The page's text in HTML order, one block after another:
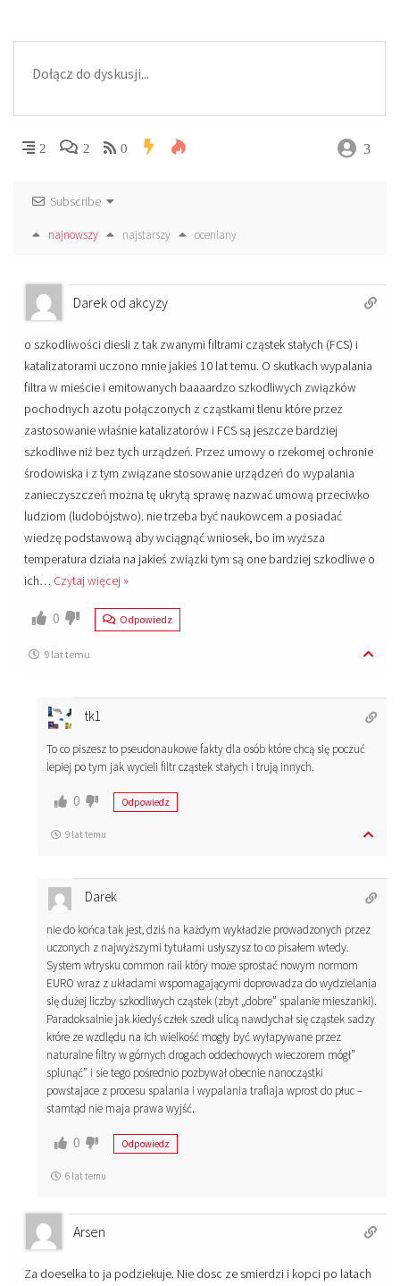
2 2 0 3
Subscribe
najnowszy najstarszy oceniany
Darek od akcyzy
o szkodliwości diesli z tak zwanymi filtrami cząstek stałych (FCS) i
katalizatorami uczono mnie jakieś 10 lat temu. O skutkach wypalania
filtra w mieście i emitowanych baaaardzo szkodliwych związków
pochodnych azotu połączonych z cząstkami tlenu które przez
zastosowanie właśnie katalizatorów i FCS są jeszcze bardziej
szkodliwe niż bez tych urządzeń. Przez umowy o rzekomej ochronie
środowiska i z tym związane stosowanie urządzeń do wypalania
zanieczyszczeń można tę ukrytą sprawę nazwać umową przeciwko
ludziom (ludobójstwo). nie trzeba być naukowcem a posiadać
wiedzę podstawową aby wciągnąć wniosek, bo im wyższa
temperatura działa na jakieś związki tym są one bardziej szkodliwe o
ich… Czytaj więcej »
0 Odpowiedz
9 lat temu
tk1
To co piszesz to pseudonaukowe fakty dla osób które chcą się poczuć
lepiej po tym jak wycieli filtr cząstek stałych i trują innych.
0 Odpowiedz
9 lat temu
Darek
nie do końca tak jest, dziś na każdym wykładzie prowadzonych przez
uczonych z najwyższymi tytułami usłyszysz to co pisałem wtedy.
System wtrysku common rail który może sprostać nowym normom
EURO wraz z układami wspomagającymi doprowadza do wydzielania
się dużej liczby szkodliwych cząstek (zbyt „dobre” spalanie mieszanki).
Paradoksalnie jak kiedyś człek szedł ulicą nawdychał się cząstek sadzy
króre ze wzdlędu na ich wielkość mogły być wyłapywane przez
naturalne filtry w górnych drogach oddechowych wieczorem mógł”
splunąć” i sie tego pośrednio pozbywał obecnie nanocząstki
powstajace z procesu spalania i wypalania trafiaja wprost do płuc –
stamtąd nie maja prawa wyjść.
0 Odpowiedz
6 lat temu
Arsen
Za doeselka to ja podziekuje. Nie dosc ze smierdzi i kopci po latach